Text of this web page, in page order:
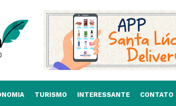
TURISMO INTERESSANTE CONTATO